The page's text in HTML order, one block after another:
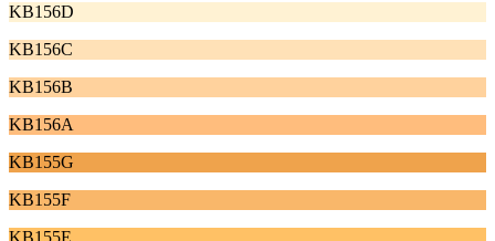
KB156D
KB156C
KB156B
KB156A
KB155G
KB155F
KB155E